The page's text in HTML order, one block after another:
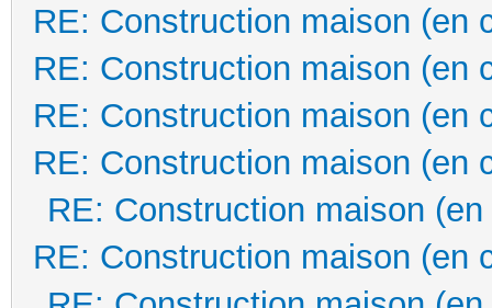
RE: Construction maison (en
RE: Construction maison (en
RE: Construction maison (en
RE: Construction maison (en
RE: Construction maison
RE: Construction maison (en